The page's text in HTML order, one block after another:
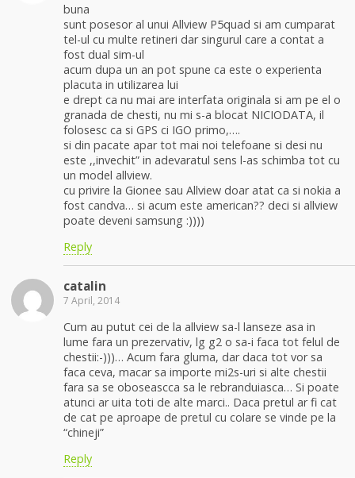
buna
sunt posesor al unui Allview P5quad si am cumparat
tel-ul cu multe retineri dar singurul care a contat a
fost dual sim-ul
acum dupa un an pot spune ca este o experienta
placuta in utilizarea lui
e drept ca nu mai are interfata originala si am pe el o
granada de chesti, nu mi s-a blocat NICIODATA, il
folosesc ca si GPS ci IGO primo,….
si din pacate apar tot mai noi telefoane si desi nu
este ,,invechit” in adevaratul sens l-as schimba tot cu
un model allview.
cu privire la Gionee sau Allview doar atat ca si nokia a
fost candva… si acum este american?? deci si allview
poate deveni samsung :))))
Reply
catalin
7 April, 2014
Cum au putut cei de la allview sa-l lanseze asa in
lume fara un prezervativ, lg g2 o sa-i faca tot felul de
chestii:-)))… Acum fara gluma, dar daca tot vor sa
faca ceva, macar sa importe mi2s-uri si alte chestii
fara sa se oboseascca sa le rebranduiasca… Si poate
atunci ar uita toti de alte marci.. Daca pretul ar fi cat
de cat pe aproape de pretul cu colare se vinde pe la
“chineji”
Reply